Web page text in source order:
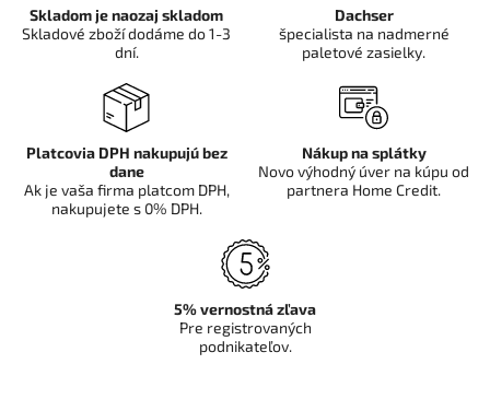
Skladom je naozaj skladom
Skladové zboží dodáme do 1-3
dní.
Dachser
špecialista na nadmerné
paletové zasielky.
Platcovia DPH nakupujú bez
dane
Ak je vaša firma platcom DPH,
nakupujete s 0% DPH.
Nákup na splátky
Novo výhodný úver na kúpu od
partnera Home Credit.
5% vernostná zľava
Pre registrovaných
podnikateľov.